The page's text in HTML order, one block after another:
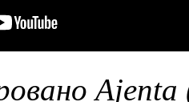
Ajenta